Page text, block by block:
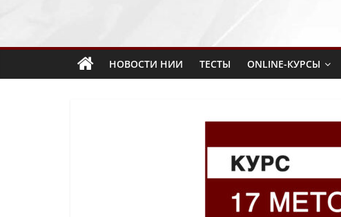
НОВОСТИ НИИ ТЕСТЫ ONLINE-КУРСЫ